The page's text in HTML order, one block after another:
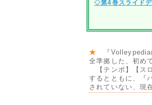
◇第4巻スライド
★ 『Volleypedia(
全準拠した、初め
【テンポ】【ス
するとともに、『
されていない、現